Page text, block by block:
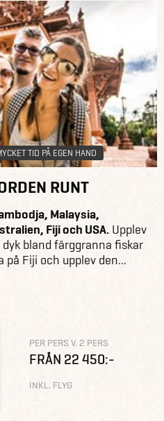
TID PÅ EGEN HAND
RUNT
Malaysia,
Fiji och USA. Upplev
bland färggranna fiskar
Fiji och upplev den...
PER PERS V. 2 PERS
FRÅN 22 450:-
INKL. FLYG